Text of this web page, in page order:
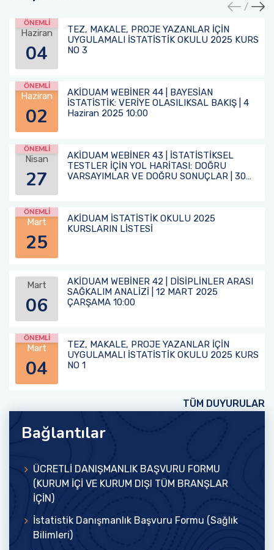
Haziran
04
TEZ, MAKALE, PROJE YAZANLAR İÇİN
UYGULAMALI İSTATİSTİK OKULU 2025 KURS
NO 3
ÖNEMLİ
Haziran
02
AKİDUAM WEBİNER 44 | BAYESİAN
İSTATİSTİK: VERİYE OLASILIKSAL BAKIŞ | 4
Haziran 2025 10:00
ÖNEMLİ
Nisan
27
AKİDUAM WEBİNER 43 | İSTATİSTİKSEL
TESTLER İÇİN YOL HARİTASI: DOĞRU
VARSAYIMLAR VE DOĞRU SONUÇLAR | 30
ÖNEMLİ
Mart
25
AKİDUAM İSTATİSTİK OKULU 2025
KURSLARIN LİSTESİ
ÖNEMLİ
Mart
06
AKİDUAM WEBİNER 42 | DİSİPLİNLER ARASI
SAĞKALIM ANALİZİ | 12 MART 2025
ÇARŞAMA 10:00
Mart
04
TEZ, MAKALE, PROJE YAZANLAR İÇİN
UYGULAMALI İSTATİSTİK OKULU 2025 KURS
NO 1
ÖNEMLİ
TÜM DUYURULAR
Bağlantılar
ÜCRETLİ DANIŞMANLIK BAŞVURU FORMU
(KURUM İÇİ VE KURUM DIŞI TÜM BRANŞLAR
İÇİN)
İstatistik Danışmanlık Başvuru Formu (Sağlık
Bilimleri)